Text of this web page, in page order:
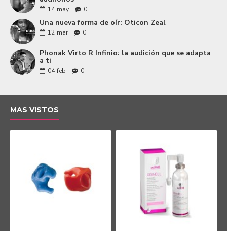
14 may 0
Una nueva forma de oír: Oticon Zeal
12 mar 0
Phonak Virto R Infinio: la audición que se adapta
a ti
04 feb 0
MAS VISTOS